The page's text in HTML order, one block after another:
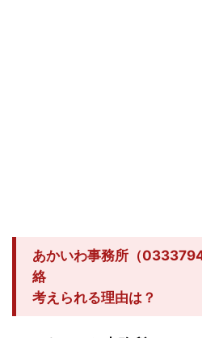
あかいわ事務所（
絡
考えられる理由は？